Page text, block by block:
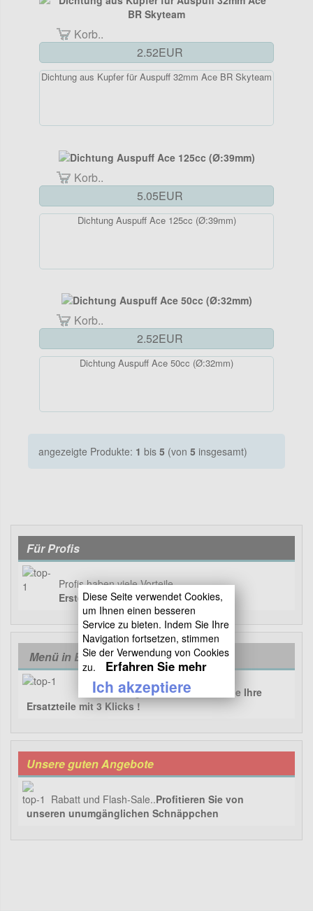
Korb..
2.52EUR
Dichtung aus Kupfer für Auspuff 32mm Ace BR Skyteam
Korb..
5.05EUR
Dichtung Auspuff Ace 125cc (Ø:39mm)
Korb..
2.52EUR
Dichtung Auspuff Ace 50cc (Ø:32mm)
angezeigte Produkte: 1 bis 5 (von 5 insgesamt)
Für Profis
Profis haben viele Vorteile..
Erstellen Sie Ihr Pro-Konto
Menü in Bildern
Unser Katalog in Bildern..Finden Sie Ihre
Ersatzteile mit 3 Klicks !
Unsere guten Angebote
Rabatt und Flash-Sale..Profitieren Sie von
unseren unumgänglichen Schnäppchen
Diese Seite verwendet Cookies,
um Ihnen einen besseren
Service zu bieten. Indem Sie Ihre
Navigation fortsetzen, stimmen
Sie der Verwendung von Cookies
zu.
Erfahren Sie mehr
Ich akzeptiere